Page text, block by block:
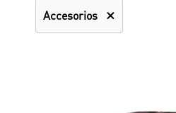
Accesorios